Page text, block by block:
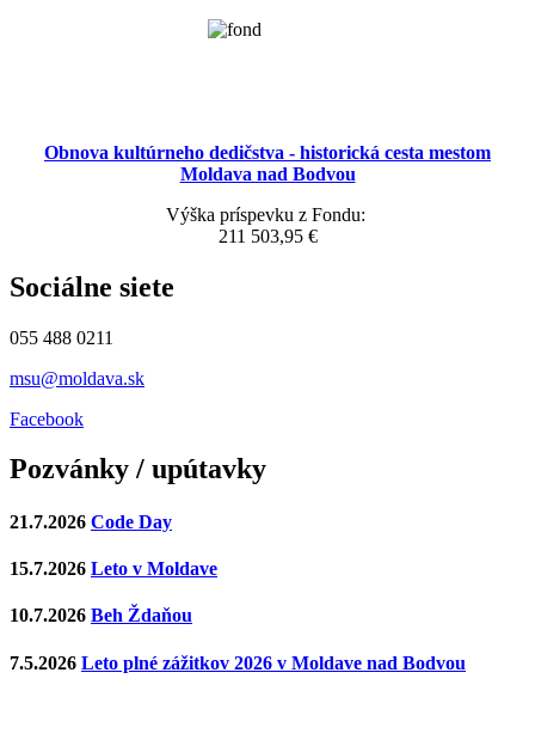
Obnova kultúrneho dedičstva - historická cesta mestom
Moldava nad Bodvou
Výška príspevku z Fondu:
211 503,95 €
Sociálne siete
055 488 0211
msu@moldava.sk
Facebook
Pozvánky / upútavky
21.7.2026 Code Day
15.7.2026 Leto v Moldave
10.7.2026 Beh Ždaňou
7.5.2026 Leto plné zážitkov 2026 v Moldave nad Bodvou